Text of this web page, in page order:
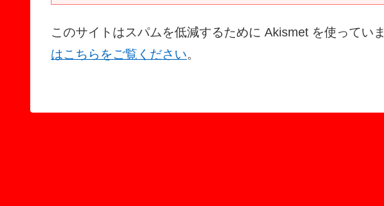
このサイトはスパムを低減するために Akismet を使っていま
はこちらをご覧ください。